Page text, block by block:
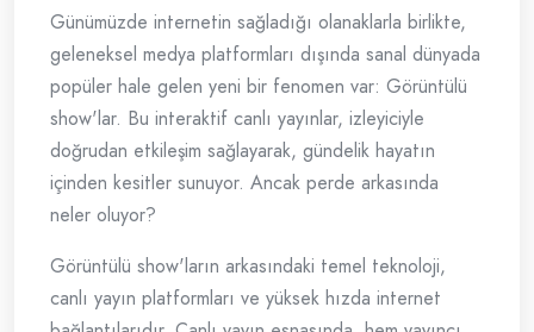
Günümüzde internetin sağladığı olanaklarla birlikte,
geleneksel medya platformları dışında sanal dünyada
popüler hale gelen yeni bir fenomen var: Görüntülü
show'lar. Bu interaktif canlı yayınlar, izleyiciyle
doğrudan etkileşim sağlayarak, gündelik hayatın
içinden kesitler sunuyor. Ancak perde arkasında
neler oluyor?
Görüntülü show'ların arkasındaki temel teknoloji,
canlı yayın platformları ve yüksek hızda internet